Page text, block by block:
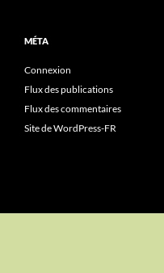
MÉTA
Connexion
Flux des publications
Flux des commentaires
Site de WordPress-FR